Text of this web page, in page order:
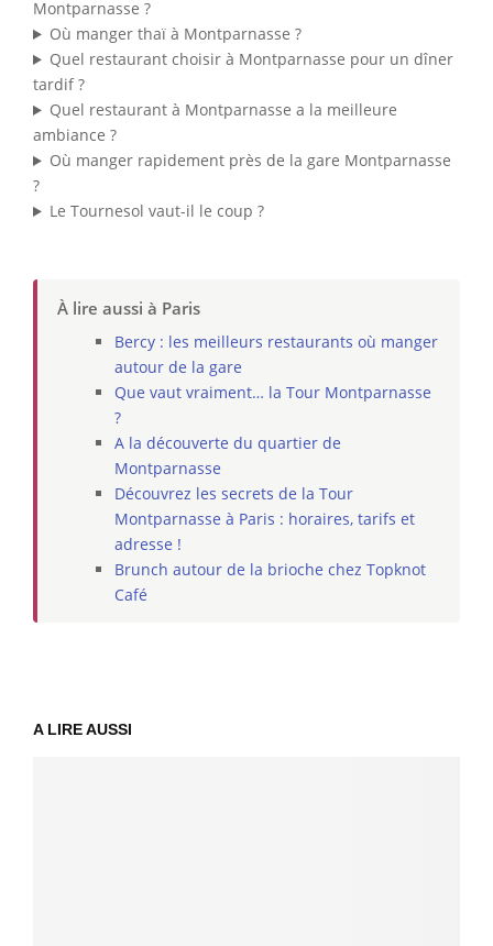
Montparnasse ?
Où manger thaï à Montparnasse ?
Quel restaurant choisir à Montparnasse pour un dîner
tardif ?
Quel restaurant à Montparnasse a la meilleure
ambiance ?
Où manger rapidement près de la gare Montparnasse
?
Le Tournesol vaut-il le coup ?
À lire aussi à Paris
Bercy : les meilleurs restaurants où manger
autour de la gare
Que vaut vraiment… la Tour Montparnasse
?
A la découverte du quartier de
Montparnasse
Découvrez les secrets de la Tour
Montparnasse à Paris : horaires, tarifs et
adresse !
Brunch autour de la brioche chez Topknot
Café
A LIRE AUSSI